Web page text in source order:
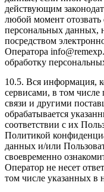
действующим
любой момент отозвать
персональных данных,
посредством
Оператора
обработку
10.5. Вся информация,
сервисами, в том
связи и другими
обрабатывается
соответствии с их
Политикой
данных и/или
своевременно
Оператор не несет
том числе указанных в